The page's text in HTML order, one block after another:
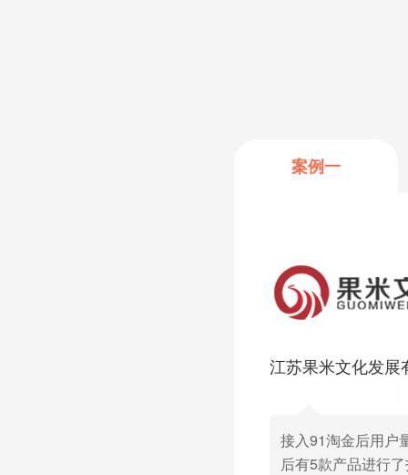
案例一
江苏果米文化发展
接入91淘金后用户
后有5款产品进行